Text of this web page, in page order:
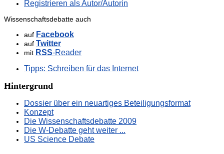
Registrieren als Autor/Autorin
Wissenschaftsdebatte auch
auf Facebook
auf Twitter
mit RSS-Reader
Tipps: Schreiben für das Internet
Hintergrund
Dossier über ein neuartiges Beteiligungsformat
Konzept
Die Wissenschaftsdebatte 2009
Die W-Debatte geht weiter ...
US Science Debate